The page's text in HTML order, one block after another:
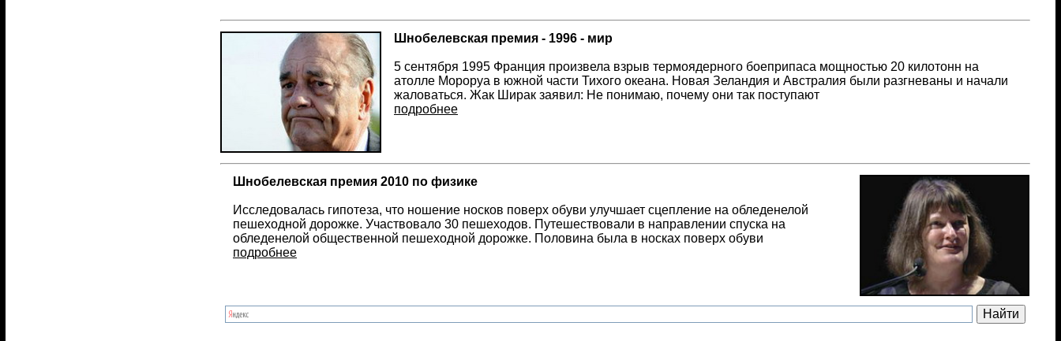
Шнобелевская премия - 1996 - мир
5 сентября 1995 Франция произвела взрыв термоядерного боеприпаса мощностью 20 килотонн на
атолле Мороруа в южной части Тихого океана. Новая Зеландия и Австралия были разгневаны и начали
жаловаться. Жак Ширак заявил: Не понимаю, почему они так поступают
подробнее
Шнобелевская премия 2010 по физике
Исследовалась гипотеза, что ношение носков поверх обуви улучшает сцепление на обледенелой
пешеходной дорожке. Участвовало 30 пешеходов. Путешествовали в направлении спуска на
обледенелой общественной пешеходной дорожке. Половина была в носках поверх обуви
подробнее